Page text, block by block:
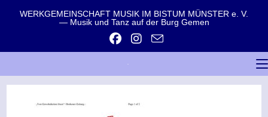
WERKGEMEINSCHAFT MUSIK IM BISTUM MÜNSTER e. V.
— Musik und Tanz auf der Burg Gemen